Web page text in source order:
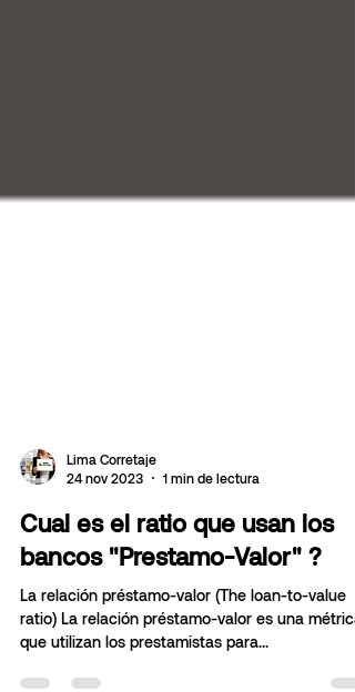
Lima Corretaje
24 nov 2023
1 min de lectura
Cual es el ratio que usan los
bancos "Prestamo-Valor" ?
La relación préstamo-valor (The loan-to-value
ratio) La relación préstamo-valor es una métrica